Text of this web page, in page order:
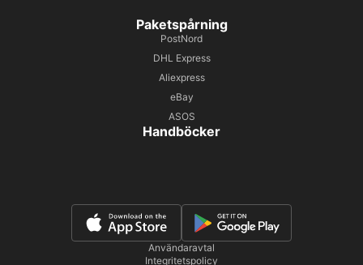
Paketspårning
PostNord
DHL Express
Aliexpress
eBay
ASOS
Handböcker
Användaravtal
Integritetspolicy